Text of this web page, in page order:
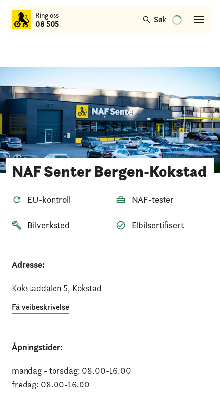
Ring oss
08 505 Søk
hovedinnhold
NAF Senter Bergen-Kokstad
EU-kontroll NAF-tester
Bilverksted Elbilsertifisert
Adresse:
Kokstaddalen 5, Kokstad
Få veibeskrivelse
Åpningstider:
mandag - torsdag: 08.00-16.00
fredag: 08.00-16.00